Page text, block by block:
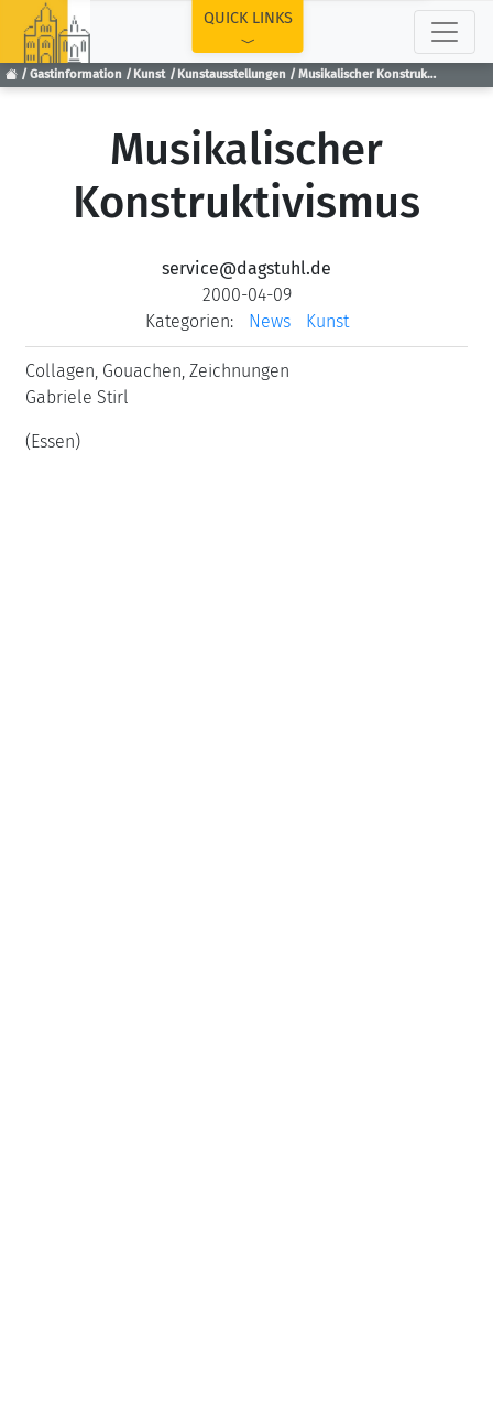
Gastinformation Kunst Kunstausstellungen Musikalischer Konstruktivismus
QUICK LINKS
Musikalischer
Konstruktivismus
service@dagstuhl.de
2000-04-09
Kategorien:
News Kunst
Collagen, Gouachen, Zeichnungen
Gabriele Stirl
(Essen)